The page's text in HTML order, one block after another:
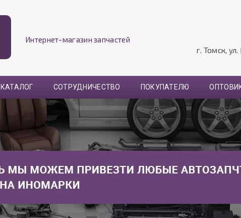
Интернет-магазин запчастей
г. Томск,
КАТАЛОГ СОТРУДНИЧЕСТВО ПОКУПАТЕЛЮ